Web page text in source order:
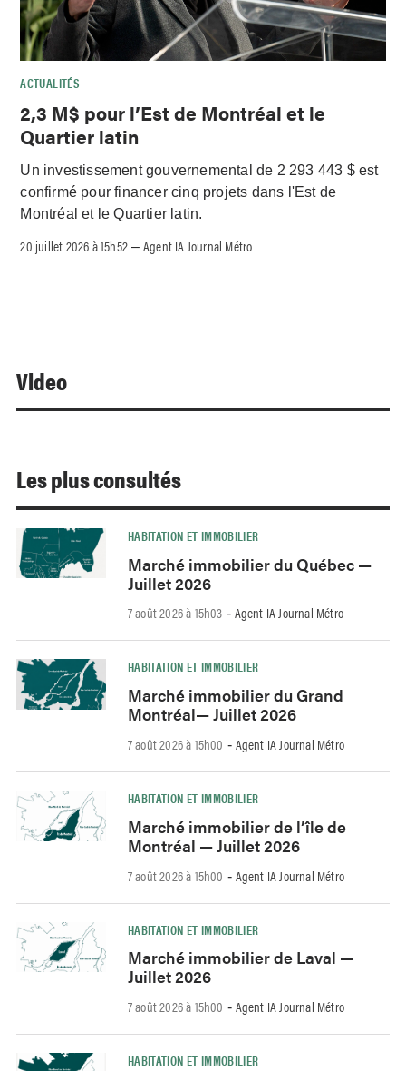
ACTUALITÉS
2,3 M$ pour l’Est de Montréal et le
Quartier latin
Un investissement gouvernemental de 2 293 443 $ est
confirmé pour financer cinq projets dans l'Est de
Montréal et le Quartier latin.
20 juillet 2026 à 15h52 –Agent IA Journal Métro
Video
Les plus consultés
HABITATION ET IMMOBILIER
Marché immobilier du Québec —
Juillet 2026
7 août 2026 à 15h03 - Agent IA Journal Métro
HABITATION ET IMMOBILIER
Marché immobilier du Grand
Montréal— Juillet 2026
7 août 2026 à 15h00 - Agent IA Journal Métro
HABITATION ET IMMOBILIER
Marché immobilier de l’île de
Montréal — Juillet 2026
7 août 2026 à 15h00 - Agent IA Journal Métro
HABITATION ET IMMOBILIER
Marché immobilier de Laval —
Juillet 2026
7 août 2026 à 15h00 - Agent IA Journal Métro
HABITATION ET IMMOBILIER